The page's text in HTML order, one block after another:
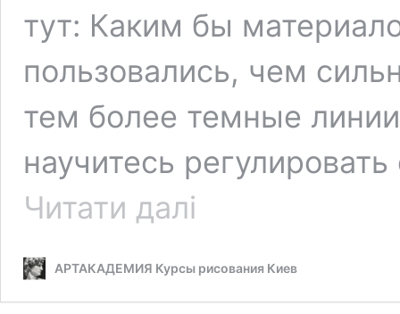
тут: Каким бы
пользовались, чем
тем более темные
научитесь
Читати далі
АРТАКАДЕМИЯ Курсы рисования Киев